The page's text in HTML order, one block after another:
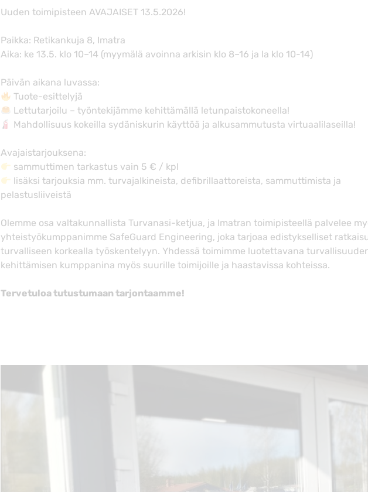
Uuden toimipisteen AVAJAISET 13.5.2026!
Paikka: Retikankuja 8, Imatra
Aika: ke 13.5. klo 10–14 (myymälä avoinna arkisin klo 8–16 ja la klo 10-14)
Päivän aikana luvassa:
Tuote-esittelyjä
Lettutarjoilu – työntekijämme kehittämällä letunpaistokoneella!
Mahdollisuus kokeilla sydäniskurin käyttöä ja alkusammutusta virtuaalilaseilla!
Avajaistarjouksena:
sammuttimen tarkastus vain 5 € / kpl
lisäksi tarjouksia mm. turvajalkineista, defibrillaattoreista, sammuttimista ja
pelastusliiveistä
Olemme osa valtakunnallista Turvanasi-ketjua, ja Imatran toimipisteellä palvelee
yhteistyökumppanimme SafeGuard Engineering, joka tarjoaa edistykselliset
turvalliseen korkealla työskentelyyn. Yhdessä toimimme luotettavana
kehittämisen kumppanina myös suurille toimijoille ja haastavissa kohteissa.
Tervetuloa tutustumaan tarjontaamme!